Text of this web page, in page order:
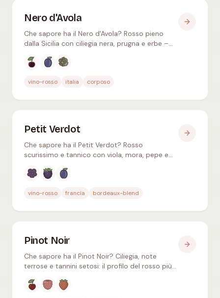
Nero d'Avola
Che sapore ha il Nero d'Avola? Rosso pieno
dalla Sicilia con ciliegia nera, prugna e erbe –
mediterranea.
Aromi tipici
vino-rosso italia corposo
Petit Verdot
Che sapore ha il Petit Verdot? Rosso
scurissimo e tannico con viola, mora, pepe e
convincente anche in purezza.
Aromi tipici
vino-rosso francia bordeaux-blend
Pinot Noir
Che sapore ha il Pinot Noir? Ciliegia, note
terrose e tannini setosi: il profilo del rosso più
adatti.
Aromi tipici